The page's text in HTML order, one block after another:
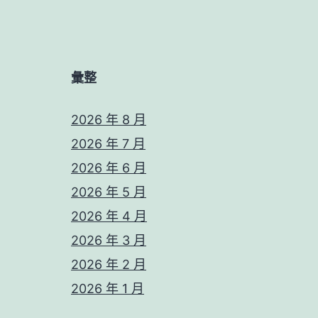
彙整
2026 年 8 月
2026 年 7 月
2026 年 6 月
2026 年 5 月
2026 年 4 月
2026 年 3 月
2026 年 2 月
2026 年 1 月